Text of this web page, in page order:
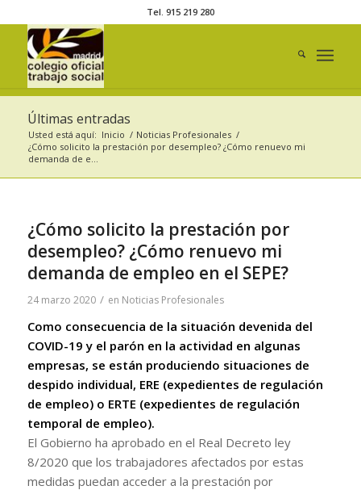
Tel. 915 219 280
Últimas entradas
Usted está aquí: Inicio / Noticias Profesionales /
¿Cómo solicito la prestación por desempleo? ¿Cómo renuevo mi
demanda de e...
¿Cómo solicito la prestación por
desempleo? ¿Cómo renuevo mi
demanda de empleo en el SEPE?
24 marzo 2020 / en Noticias Profesionales
Como consecuencia de la situación devenida del
COVID-19 y el parón en la actividad en algunas
empresas, se están produciendo situaciones de
despido individual, ERE (expedientes de regulación
de empleo) o ERTE (expedientes de regulación
temporal de empleo).
El Gobierno ha aprobado en el Real Decreto ley
8/2020 que los trabajadores afectados por estas
medidas puedan acceder a la prestación por